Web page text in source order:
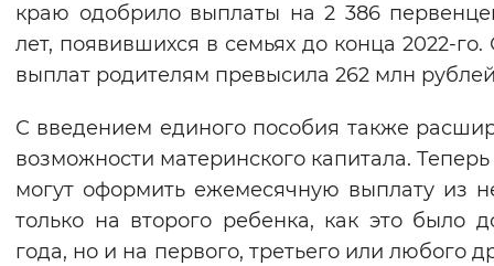
краю одобрило выплаты на 2 386
лет, появившихся в семьях до конца 2022-
выплат родителям превысила 262 млн
С введением единого пособия также
возможности материнского капитала.
могут оформить ежемесячную выплату из
только на второго ребенка, как это было
года, но и на первого, третьего или любого